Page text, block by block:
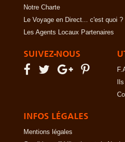
Notre Charte
Le Voyage en Direct... c'est quoi ?
Les Agents Locaux Partenaires
SUIVEZ-NOUS
INFOS LÉGALES
Mentions légales